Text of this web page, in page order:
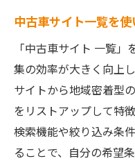
中古車サイト一覧を
「中古車サイト 一覧
集の効率が大きく向上
サイトから地域密着型
をリストアップして特
検索機能や絞り込み条
ることで、自分の希望